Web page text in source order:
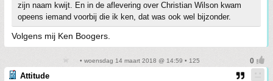
zijn naam kwijt. En in de aflevering over Christian Wilson kwam
opeens iemand voorbij die ik ken, dat was ook wel bijzonder.
Volgens mij Ken Boogers.
• woensdag 14 maart 2018 @ 14:59 • 125
Attitude